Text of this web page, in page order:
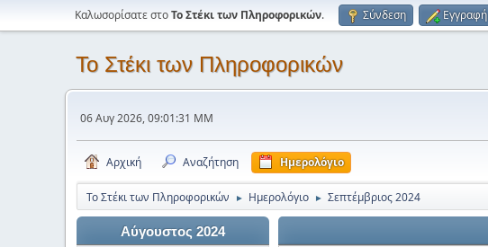
Καλωσορίσατε στοΤο Στέκι των Πληροφορικών. Σύνδεση Εγγραφή
Το Στέκι των Πληροφορικών
06 Αυγ 2026, 09:01:31 ΜΜ
Αρχική Αναζήτηση Ημερολόγιο
Το Στέκι των Πληροφορικών ► Ημερολόγιο ► Σεπτέμβριος 2024
Αύγουστος 2024